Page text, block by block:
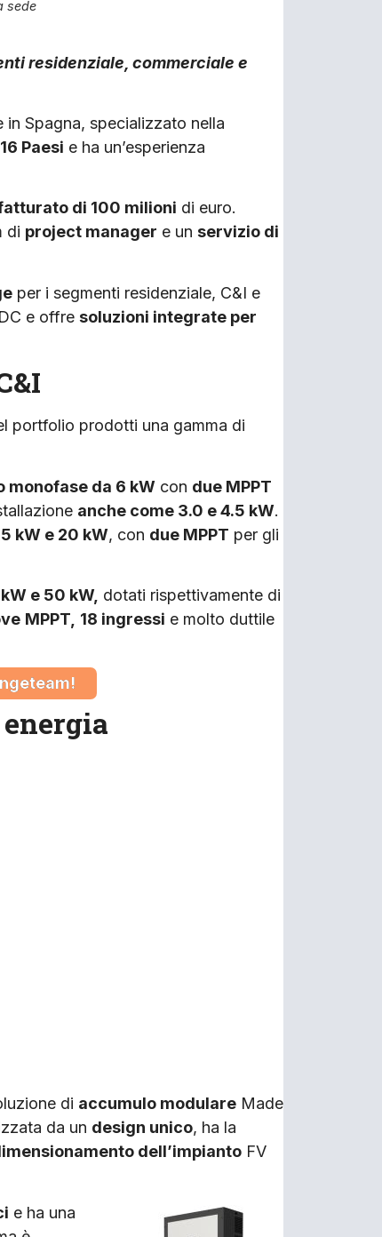
sede
residenziale, commerciale e
Spagna, specializzato nella
16 Paesi e ha un’esperienza
di 100 milioni di euro.
di project manager e un servizio di
per i segmenti residenziale, C&I e
e offre soluzioni integrate per
portfolio prodotti una gamma di
monofase da 6 kW con due MPPT
anche come 3.0 e 4.5 kW.
kW e 20 kW, con due MPPT per gli
e 50 kW, dotati rispettivamente di
MPPT, 18 ingressi e molto duttile
di accumulo modulare Made
da un design unico, ha la
dell’impianto FV
e ha una